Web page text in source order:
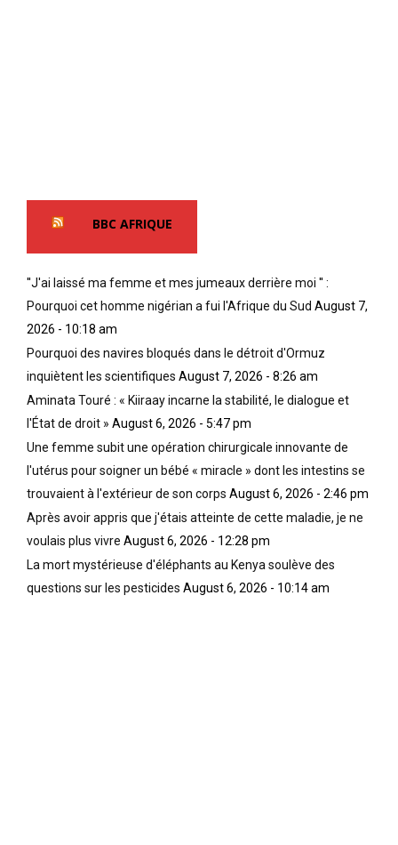
BBC AFRIQUE
''J'ai laissé ma femme et mes jumeaux derrière moi '' :
Pourquoi cet homme nigérian a fui l'Afrique du Sud August 7,
2026 - 10:18 am
Pourquoi des navires bloqués dans le détroit d'Ormuz
inquiètent les scientifiques August 7, 2026 - 8:26 am
Aminata Touré : « Kiiraay incarne la stabilité, le dialogue et
l'État de droit » August 6, 2026 - 5:47 pm
Une femme subit une opération chirurgicale innovante de
l'utérus pour soigner un bébé « miracle » dont les intestins se
trouvaient à l'extérieur de son corps August 6, 2026 - 2:46 pm
Après avoir appris que j'étais atteinte de cette maladie, je ne
voulais plus vivre August 6, 2026 - 12:28 pm
La mort mystérieuse d'éléphants au Kenya soulève des
questions sur les pesticides August 6, 2026 - 10:14 am